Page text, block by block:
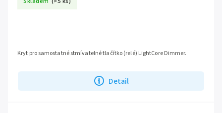
Detail
Kryt pro samostatné stmívatelné tlačítko (relé) LightCore Dimmer.